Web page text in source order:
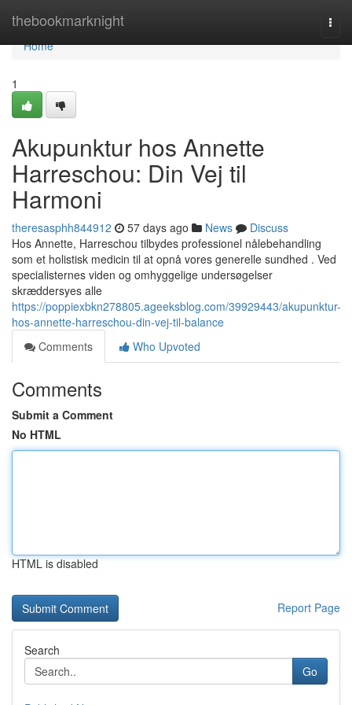
thebookmarknight
Home
Home
1
Akupunktur hos Annette
Harreschou: Din Vej til
Harmoni
theresasphh844912 57 days ago News
Discuss
Hos Annette, Harreschou tilbydes professionel nålebehandling
som et holistisk medicin til at opnå vores generelle sundhed . Ved
specialisternes viden og omhyggelige undersøgelser
skræddersyes alle
https://poppiexbkn278805.ageeksblog.com/39929443/akupunktur-
hos-annette-harreschou-din-vej-til-balance
Comments
Who Upvoted
Comments
Submit a Comment
No HTML
HTML is disabled
Report Page
Search
Go